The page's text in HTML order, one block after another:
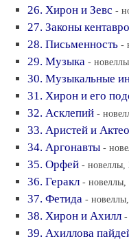
26. Хирон и Зевс -
27. Законы
28. Письменность -
29. Музыка -
30. Музыкальные
31. Хирон и его
32. Асклепий -
33. Аристей и
34. Аргонавты -
35. Орфей - новеллы,
36. Геракл - новеллы,
37. Фетида -
38. Хирон и Ахилл -
39. Ахиллова